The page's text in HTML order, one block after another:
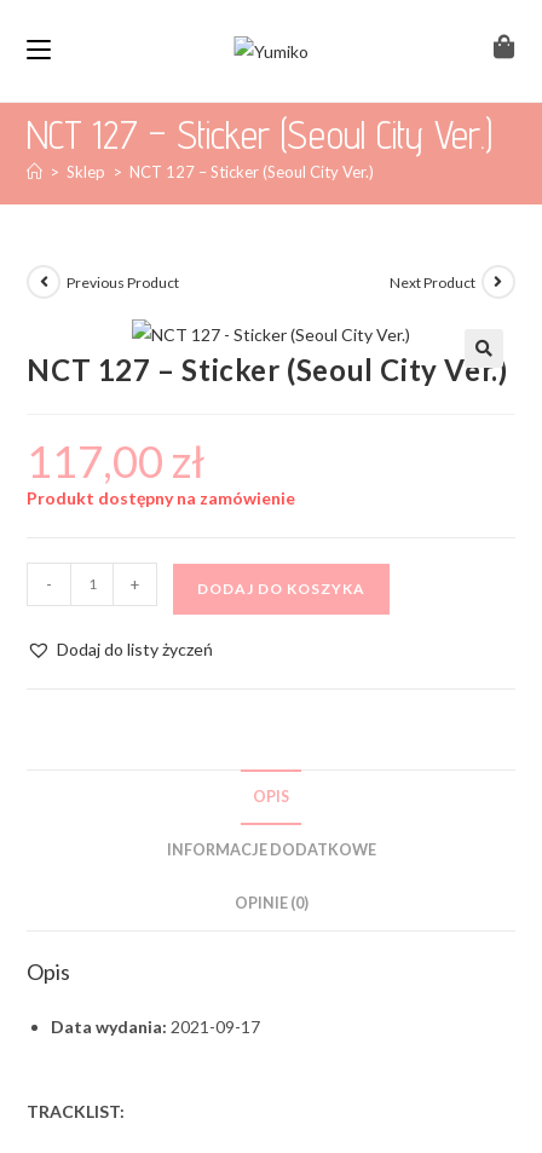
NCT 127 – Sticker (Seoul City Ver.)
> Sklep > NCT 127 – Sticker (Seoul City Ver.)
Previous Product Next Product
NCT 127 – Sticker (Seoul City Ver.)
117,00 zł
Produkt dostępny na zamówienie
- + DODAJ DO KOSZYKA
Dodaj do listy życzeń
OPIS
INFORMACJE DODATKOWE
OPINIE (0)
Opis
Data wydania: 2021-09-17
TRACKLIST: